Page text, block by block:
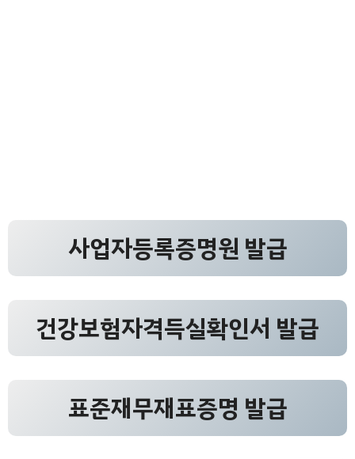
사업자등록증명원 발급
건강보험자격득실확인서 발급
표준재무재표증명 발급